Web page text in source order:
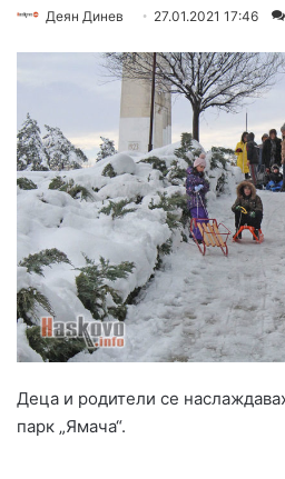
Деян Динев 27.01.2021 17:46
Деца и родители се
парк „Ямача“.